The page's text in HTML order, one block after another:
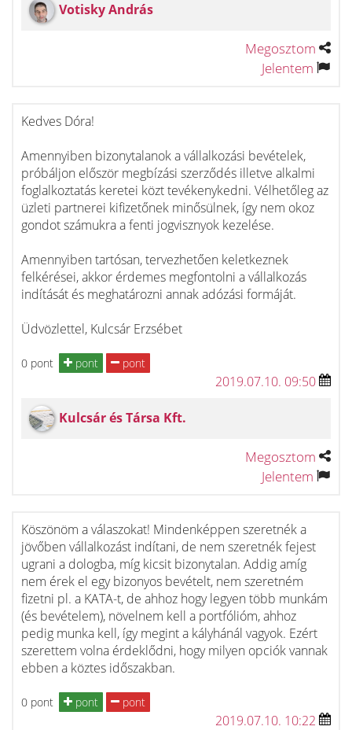
Votisky András
Megosztom
Jelentem
Kedves Dóra!
Amennyiben bizonytalanok a vállalkozási bevételek,
próbáljon először megbízási szerződés illetve alkalmi
foglalkoztatás keretei közt tevékenykedni. Vélhetőleg az
üzleti partnerei kifizetőnek minősülnek, így nem okoz
gondot számukra a fenti jogvisznyok kezelése.
Amennyiben tartósan, tervezhetően keletkeznek
felkérései, akkor érdemes megfontolni a vállalkozás
indítását és meghatározni annak adózási formáját.
Üdvözlettel, Kulcsár Erzsébet
0 pont pont pont
2019.07.10. 09:50
Kulcsár és Társa Kft.
Megosztom
Jelentem
Köszönöm a válaszokat! Mindenképpen szeretnék a
jövőben vállalkozást indítani, de nem szeretnék fejest
ugrani a dologba, míg kicsit bizonytalan. Addig amíg
nem érek el egy bizonyos bevételt, nem szeretném
fizetni pl. a KATA-t, de ahhoz hogy legyen több munkám
(és bevételem), növelnem kell a portfólióm, ahhoz
pedig munka kell, így megint a kályhánál vagyok. Ezért
szerettem volna érdeklődni, hogy milyen opciók vannak
ebben a köztes időszakban.
0 pont pont pont
2019.07.10. 10:22